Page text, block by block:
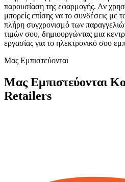
παρουσίαση της εφαρμογής. Αν
μπορείς επίσης να το συνδέσεις με
πλήρη συγχρονισμό των
τιμών σου, δημιουργώντας μια
εργασίας για το ηλεκτρονικό σου
Μας Εμπιστεύονται
Μας Εμπιστεύονται
Retailers